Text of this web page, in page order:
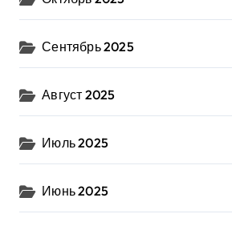
Сентябрь 2025
Август 2025
Июль 2025
Июнь 2025